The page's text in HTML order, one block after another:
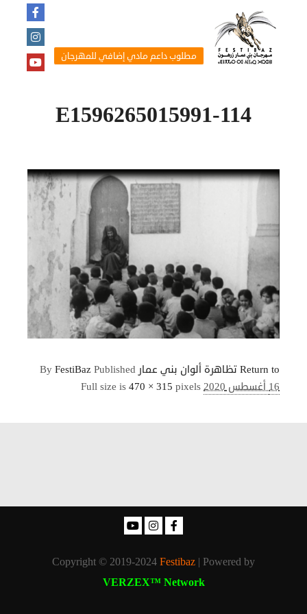
مطلوب داعم مادي إضافي للمهرجان
114-E1596265015991
Return to تظاهرة ألوان بني عمار ByFestiBazPublished
16 أغسطس 2020
Full size is470 × 315 pixels
Copyright © 2019-2024Festibaz | Powered by
VERZEX™ Network